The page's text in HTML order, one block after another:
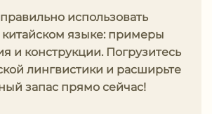
использовать
китайском языке: примеры
и конструкции. Погрузитесь
лингвистики и расширьте
запас прямо сейчас!